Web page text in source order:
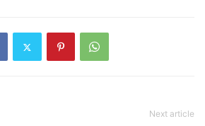
Next article